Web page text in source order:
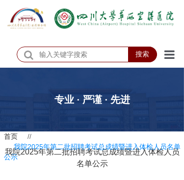
搜索
患者服务
专业 · 严谨 · 先进
我院2025年第二批招聘考试总成绩暨进入体检人员
名单公示
首页
//
我院2025年第二批招聘考试总成绩暨进入体检人员名单
公示